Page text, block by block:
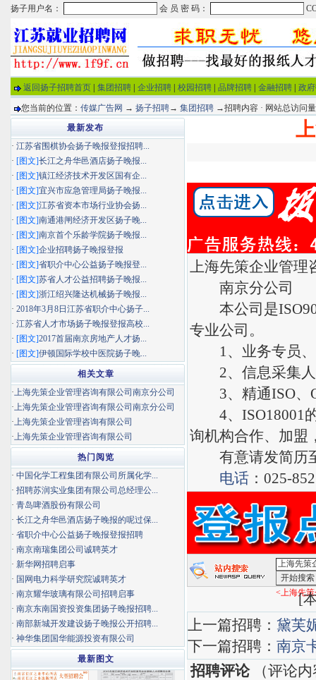
返回扬子招聘首页 集团招聘 企业招聘 校园招聘 品牌招聘 金融招聘 政
您当前的位置： 传媒广告网 → 扬子招聘→ 集团招聘 →招聘内容 · 网站总访问
上海先策企业管理
南京分公司
本公司是
专业公司。
1、业务专员、
2、信息采集人
3、精通ISO、
4、ISO18001的
询机构合作、加盟
有意请发简历至
电话 ：025-
<上海先
[
上一篇招聘： 黛芙
下一篇招聘： 南京
招聘评论（评论内
最新发布
· 江苏省围棋协会扬子晚报登报招聘...
· [图文]长江之舟华邑酒店扬子晚报...
· [图文]镇江经济技术开发区国有企...
· [图文]宜兴市应急管理局扬子晚报...
· [图文]江苏省资本市场行业协会扬...
· [图文]南通港闸经济开发区扬子晚...
· [图文]南京首个乐龄学院扬子晚报...
· [图文]企业招聘扬子晚报登报
· [图文]省职介中心公益扬子晚报登...
· [图文]苏省人才公益招聘扬子晚报...
· [图文]浙江绍兴隆达机械扬子晚报...
· 2018年3月8日江苏省职介中心扬子...
· 江苏省人才市场扬子晚报登报高校...
· [图文]2017首届南京房地产人才扬...
· [图文]伊顿国际学校中医院扬子晚...
相关文章
·上海先策企业管理咨询有限公司南京分公司
·上海先策企业管理咨询有限公司南京分公司
·上海先策企业管理咨询有限公司
·上海先策企业管理咨询有限公司
热门阅览
· 中国化学工程集团有限公司所属化学...
· 招聘苏润实业集团有限公司总经理公...
· 青岛啤酒股份有限公司
· 长江之舟华邑酒店扬子晚报的呢过保...
· 省职介中心公益扬子晚报登报招聘
· 南京南瑞集团公司诚聘英才
· 新华网招聘启事
· 国网电力科学研究院诚聘英才
· 南京耀华玻璃有限公司招聘启事
· 南京东南国资投资集团扬子晚报招聘...
· 南部新城开发建设扬子晚报公开招聘...
· 神华集团国华能源投资有限公司
最新图文